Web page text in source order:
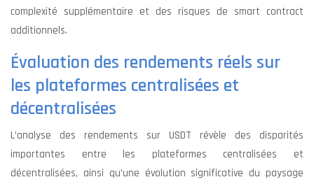
complexité supplémentaire et des risques de smart contract
additionnels.
Évaluation des rendements réels sur
les plateformes centralisées et
décentralisées
L’analyse des rendements sur USDT révèle des disparités
importantes entre les plateformes centralisées et
décentralisées, ainsi qu’une évolution significative du paysage